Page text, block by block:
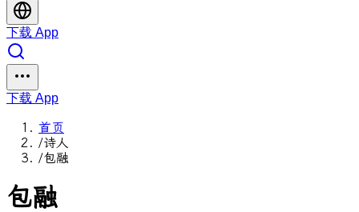
下载 App
下载 App
首页
/诗人
/包融
包融